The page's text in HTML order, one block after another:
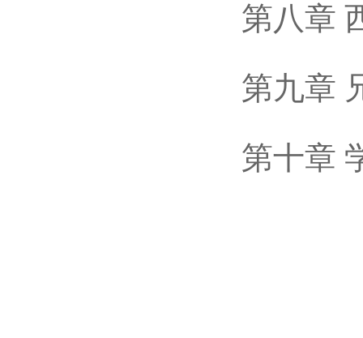
第八章 西
第九章 兄
第十章 学